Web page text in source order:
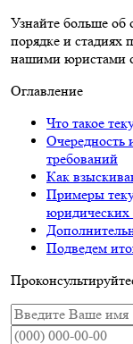
Узнайте больше об
порядке и стадиях
нашими юристами
Оглавление
Что такое
Очередность
требований
Как
Примеры
юридических
Подведем